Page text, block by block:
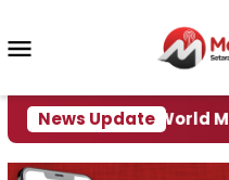
konten
News Update
Rumah World